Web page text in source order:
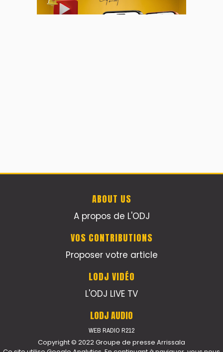
ABOUT US
A propos de L'ODJ
VOS CONTRIBUTIONS
Proposer votre article
LODJ VIDÉO
L'ODJ LIVE TV
LODJ AUDIO
WEB RADIO R212
Copyright © 2022 Groupe de presse Arrissala